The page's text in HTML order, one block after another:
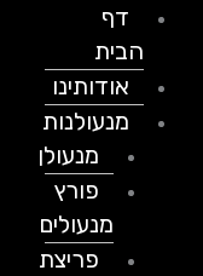
דף
הבית
אודותינו
מנעולנות
מנעולן
פורץ
מנעולים
פריצת